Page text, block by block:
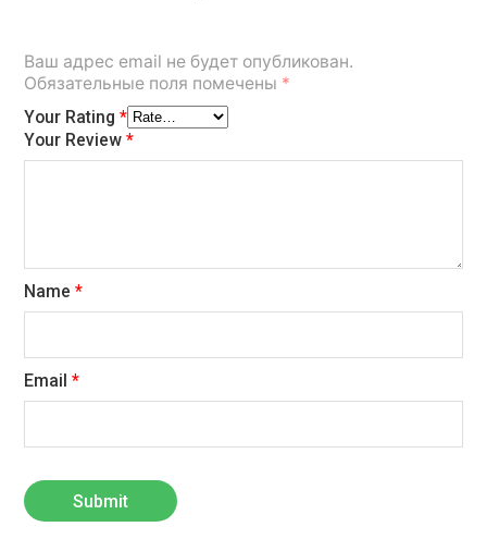
Ваш адрес email не будет опубликован.
Обязательные поля помечены *
Your Rating*
Your Review*
Name*
Email*